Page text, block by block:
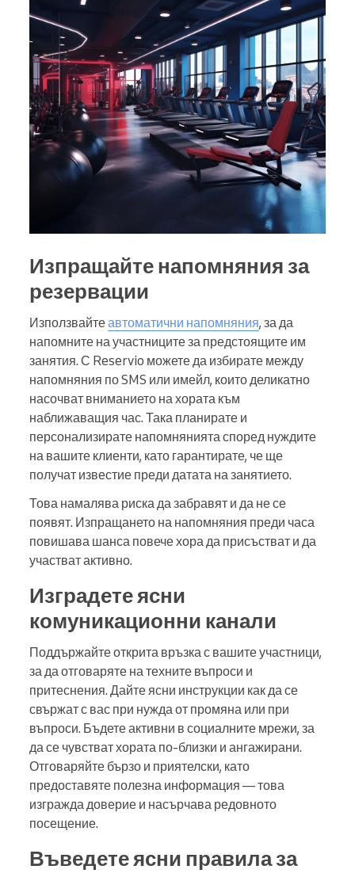
Изпращайте напомняния за
резервации
Използвайтеавтоматични напомняния, за да
напомните на участниците за предстоящите им
занятия. С Reservio можете да избирате между
напомняния по SMS или имейл, които деликатно
насочват вниманието на хората към
наближаващия час. Така планирате и
персонализирате напомнянията според нуждите
на вашите клиенти, като гарантирате, че ще
получат известие преди датата на занятието.
Това намалява риска да забравят и да не се
появят. Изпращането на напомняния преди часа
повишава шанса повече хора да присъстват и да
участват активно.
Изградете ясни
комуникационни канали
Поддържайте открита връзка с вашите участници,
за да отговаряте на техните въпроси и
притеснения. Дайте ясни инструкции как да се
свържат с вас при нужда от промяна или при
въпроси. Бъдете активни в социалните мрежи, за
да се чувстват хората по-близки и ангажирани.
Отговаряйте бързо и приятелски, като
предоставяте полезна информация — това
изгражда доверие и насърчава редовното
посещение.
Въведете ясни правила за